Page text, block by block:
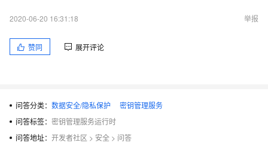
no file '/usr/local/lib/lua/5.1/loadall.so'
没打包前可以正常运行，quick-cocos2d路径也没问题，原代码
scripts也Remove reference,就是找不出原因，麻烦你百忙中抽空
帮我看下，谢了
2020-06-20 16:31:18 举报
赞同 展开评论
问答分类： 数据安全/隐私保护
密钥管理服务
问答标签： 密钥管理服务运行时
问答地址： 开发者社区 > 安全 > 问答